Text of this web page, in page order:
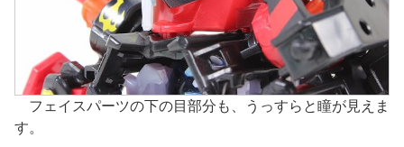
フェイスパーツの下の目部分も、うっすらと瞳が見えま
す。